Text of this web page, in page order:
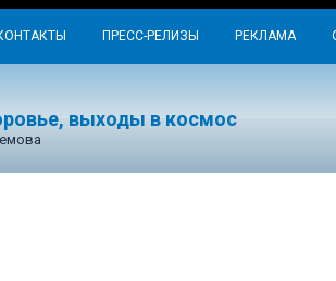
ПРЕСС-РЕЛИЗЫ РЕКЛАМА
выходы в космос